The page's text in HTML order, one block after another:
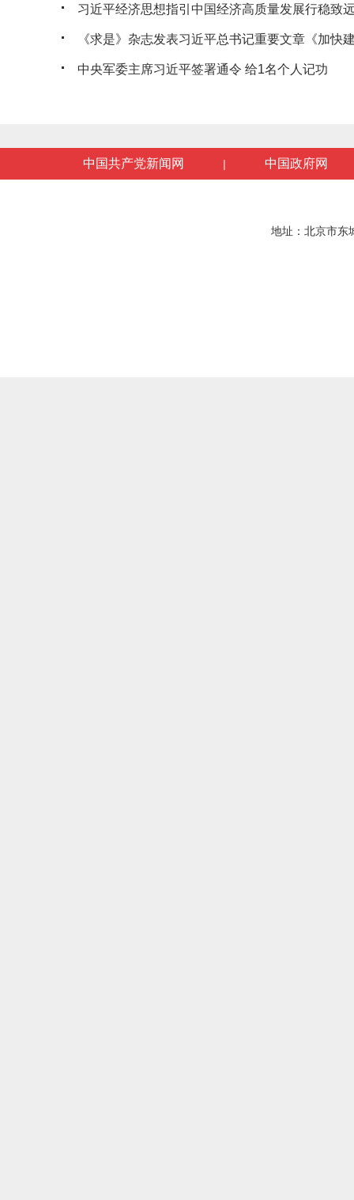
习近平经济思想指引中国经济高质量发展行稳致
《求是》杂志发表习近平总书记重要文章《加快
中央军委主席习近平签署通令 给1名个人记功
中国共产党新闻网 | 中国政府网
地址：北京市东